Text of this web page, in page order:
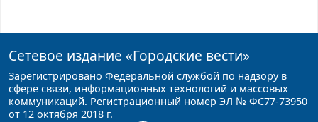
Сетевое издание «Городские вести»
Зарегистрировано Федеральной службой по надзору в
сфере связи, информационных технологий и массовых
коммуникаций. Регистрационный номер ЭЛ № ФС77-73950
от 12 октября 2018 г.